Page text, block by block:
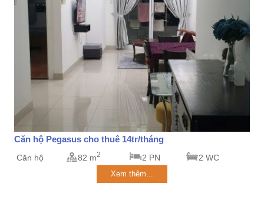
Căn hộ Pegasus cho thuê 14tr/tháng
Căn hộ 82 m2 2 PN 2 WC
Xem thêm...